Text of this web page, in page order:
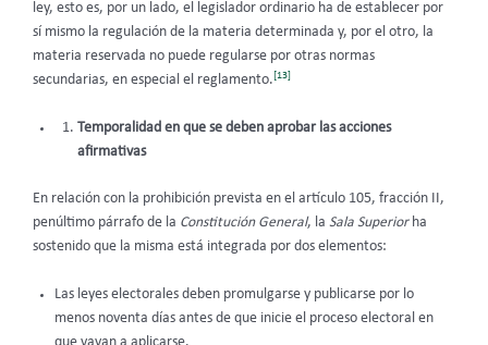
ley, esto es, por un lado, el legislador ordinario ha de establecer por
sí mismo la regulación de la materia determinada y, por el otro, la
materia reservada no puede regularse por otras normas
secundarias, en especial el reglamento.[13]
Temporalidad en que se deben aprobar las acciones
afirmativas
En relación con la prohibición prevista en el artículo 105, fracción II,
penúltimo párrafo de la Constitución General, la Sala Superiorha
sostenido que la misma está integrada por dos elementos:
Las leyes electorales deben promulgarse y publicarse por lo
menos noventa días antes de que inicie el proceso electoral en
que vayan a aplicarse.